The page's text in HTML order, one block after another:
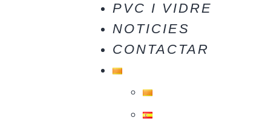
PVC I VIDRE
NOTICIES
CONTACTAR